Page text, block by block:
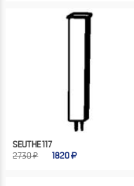
SEUTHE 117
2730 ₽
1820